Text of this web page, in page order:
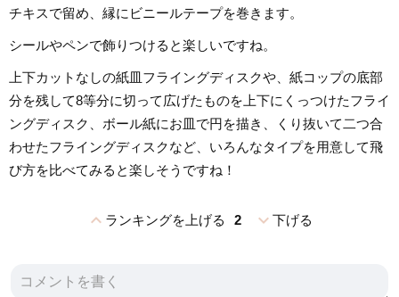
チキスで留め、縁にビニールテープを巻きます。
シールやペンで飾りつけると楽しいですね。
上下カットなしの紙皿フライングディスクや、紙コップの底部
分を残して8等分に切って広げたものを上下にくっつけたフライ
ングディスク、ボール紙にお皿で円を描き、くり抜いて二つ合
わせたフライングディスクなど、いろんなタイプを用意して飛
び方を比べてみると楽しそうですね！
expand_lessランキングを上げる 2 expand_more下げる